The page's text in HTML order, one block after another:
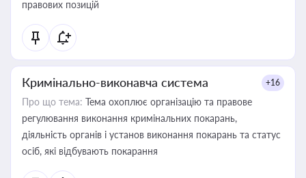
правових позицій
Кримінально-виконавча система +16
Про що тема: Тема охоплює організацію та правове
регулювання виконання кримінальних покарань,
діяльність органів і установ виконання покарань та статус
осіб, які відбувають покарання